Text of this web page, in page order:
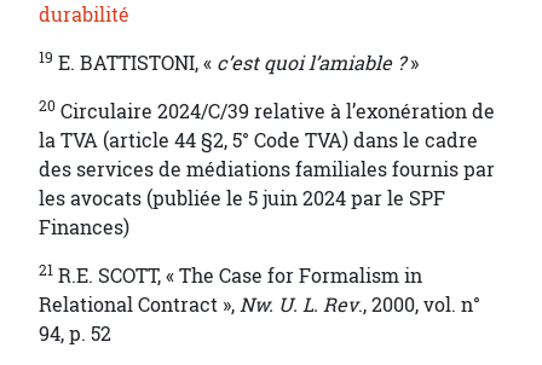
durabilité
19 E. BATTISTONI, « c’est quoi l’amiable ?»
20 Circulaire 2024/C/39 relative à l’exonération de
la TVA (article 44 §2, 5° Code TVA) dans le cadre
des services de médiations familiales fournis par
les avocats (publiée le 5 juin 2024 par le SPF
Finances)
21 R.E. SCOTT, « The Case for Formalism in
Relational Contract »,Nw. U. L. Rev., 2000, vol. n°
94, p. 52